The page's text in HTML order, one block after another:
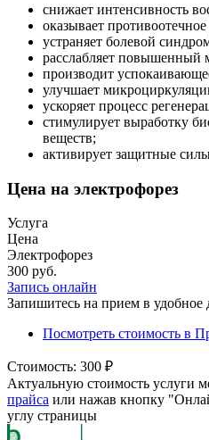
снижает интенсивность
оказывает
устраняет болевой
расслабляет
производит
улучшает
ускоряет процесс
стимулирует выработку
веществ;
активирует защитные
Цена на электрофорез
Услуга
Цена
Электрофорез
300 руб.
Запись онлайн
Запишитесь на прием в удобное
Посмотреть стоимость в
Стоимость: 300 ₽
Актуальную стоимость услуги
прайса или нажав кнопку
углу страницы